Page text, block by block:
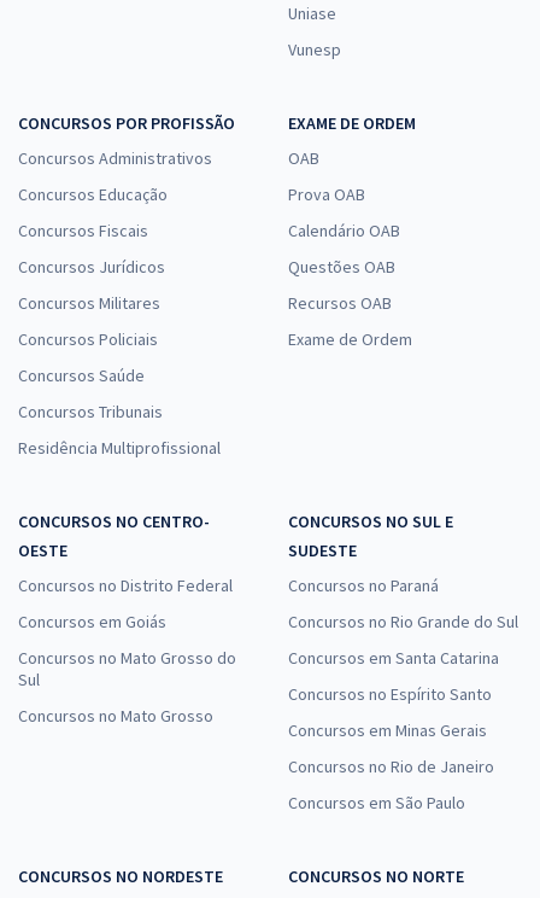
Uniase
Vunesp
CONCURSOS POR PROFISSÃO
Concursos Administrativos
Concursos Educação
Concursos Fiscais
Concursos Jurídicos
Concursos Militares
Concursos Policiais
Concursos Saúde
Concursos Tribunais
Residência Multiprofissional
EXAME DE ORDEM
OAB
Prova OAB
Calendário OAB
Questões OAB
Recursos OAB
Exame de Ordem
CONCURSOS NO CENTRO-
OESTE
Concursos no Distrito Federal
Concursos em Goiás
Concursos no Mato Grosso do
Sul
Concursos no Mato Grosso
CONCURSOS NO SUL E
SUDESTE
Concursos no Paraná
Concursos no Rio Grande do Sul
Concursos em Santa Catarina
Concursos no Espírito Santo
Concursos em Minas Gerais
Concursos no Rio de Janeiro
Concursos em São Paulo
CONCURSOS NO NORDESTE
CONCURSOS NO NORTE